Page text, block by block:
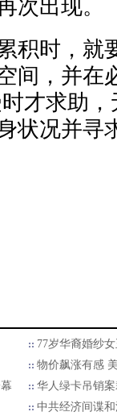
次出现。
积时，就
间，并在
才求助
状况并寻
77岁华裔婚纱
物价飙涨有感
华人绿卡吊销
中共经济间谍